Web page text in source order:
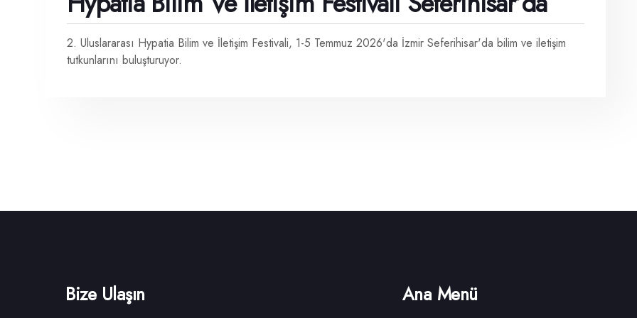
2. Uluslararası Hypatia Bilim ve İletişim Festivali, 1-5 Temmuz 2026'da İzmir Seferihisar'da bilim ve iletişim
tutkunlarını buluşturuyor.
Bize Ulaşın Ana Menü